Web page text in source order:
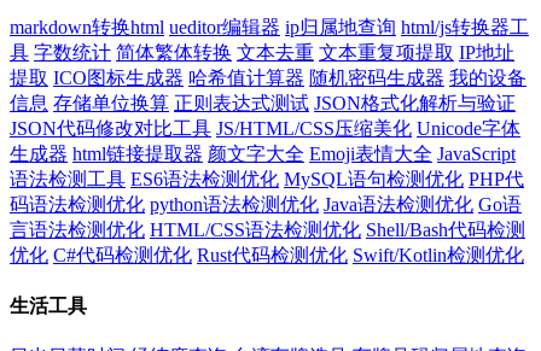
markdown转换html ueditor编辑器 ip归属地查询 html/js转换器工
具 字数统计 简体繁体转换 文本去重 文本重复项提取 IP地址
提取 ICO图标生成器 哈希值计算器 随机密码生成器 我的设备
信息 存储单位换算 正则表达式测试 JSON格式化解析与验证
JSON代码修改对比工具 JS/HTML/CSS压缩美化 Unicode字体
生成器 html链接提取器 颜文字大全 Emoji表情大全 JavaScript
语法检测工具 ES6语法检测优化 MySQL语句检测优化 PHP代
码语法检测优化 python语法检测优化 Java语法检测优化 Go语
言语法检测优化 HTML/CSS语法检测优化 Shell/Bash代码检测
优化 C#代码检测优化 Rust代码检测优化 Swift/Kotlin检测优化
生活工具